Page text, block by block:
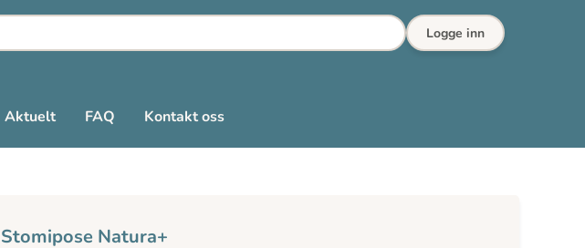
Logge inn
Aktuelt FAQ Kontakt oss
Stomipose Natura+